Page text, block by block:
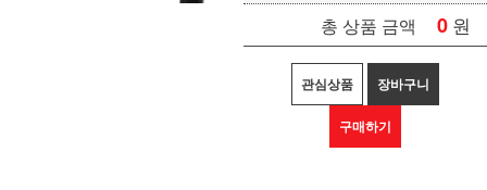
총 상품 금액 0 원
관심상품 장바구니
구매하기